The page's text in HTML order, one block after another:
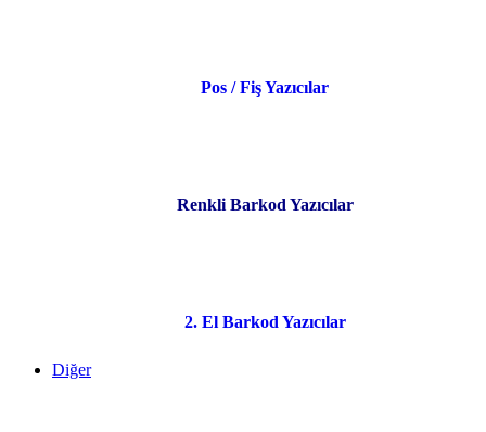
Pos / Fiş Yazıcılar
Renkli Barkod Yazıcılar
2. El Barkod Yazıcılar
Diğer